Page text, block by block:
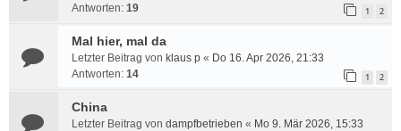
Antworten: 19 1 2
Mal hier, mal da
Letzter Beitrag von klaus p « Do 16. Apr 2026, 21:33
Antworten: 14 1 2
China
Letzter Beitrag von dampfbetrieben « Mo 9. Mär 2026, 15:33